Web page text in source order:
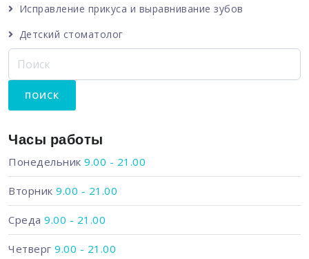
Исправление прикуса и выравнивание зубов
Детский стоматолог
Часы работы
Понедельник 9.00 - 21.00
Вторник 9.00 - 21.00
Среда 9.00 - 21.00
Четверг 9.00 - 21.00